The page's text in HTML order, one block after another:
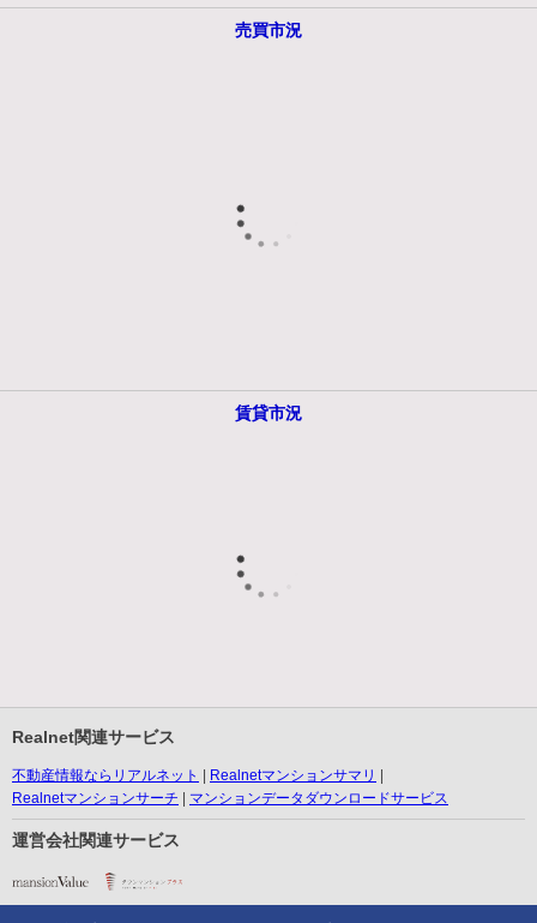
売買市況
賃貸市況
Realnet関連サービス
不動産情報ならリアルネット
Realnetマンションサマリ
Realnetマンションサーチ
マンションデータダウンロードサービス
運営会社関連サービス